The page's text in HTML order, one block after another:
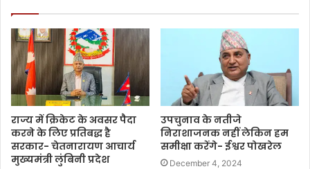
राज्य में क्रिकेट के अवसर पैदा
करने के लिए प्रतिबद्ध है
सरकार- चेतनारायण आचार्य
मुख्यमंत्री लुंबिनी प्रदेश
उपचुनाव के नतीजे
निराशाजनक नहीं लेकिन हम
समीक्षा करेंगे- ईश्वर पोखरेल
December 4, 2024